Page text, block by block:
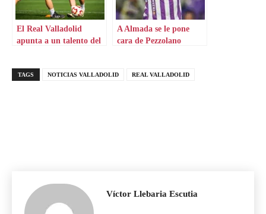
El Real Valladolid
apunta a un talento del
A Almada se le pone
cara de Pezzolano
TAGS NOTICIAS VALLADOLID REAL VALLADOLID
Víctor Llebaria Escutia